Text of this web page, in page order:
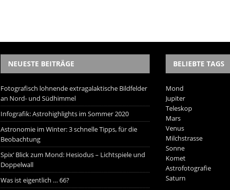
NEUESTE BEITRÄGE
Fotografisch lohnende extragalaktische Bildfelder
an Nord- und Südhimmel
Infografik: Astrohighlights im Sommer 2020
Astronomie im Winter: 3 schnelle Tipps, für die
Beobachtung
Spix‘ Blick zum Mond: Hesiodus – Lichtspiele und
Doppelwall
Was ist eigentlich … 66?
BELIEBTE TAGS
Mond
Jupiter
Teleskop
Mars
Venus
Milchstrasse
Sonne
Komet
Astrofotografie
Saturn